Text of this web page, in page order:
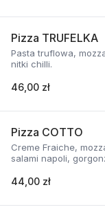
Pizza TRUFELKA
Pasta truflowa,
nitki chilli.
46,00 zł
Pizza COTTO
Creme Fraiche,
salami napoli,
44,00 zł